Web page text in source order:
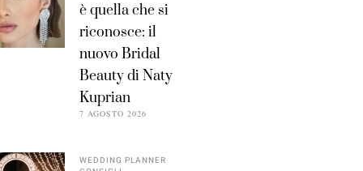
è quella che si
riconosce: il
nuovo Bridal
Beauty di Naty
Kuprian
7 AGOSTO 2026
WEDDING PLANNER